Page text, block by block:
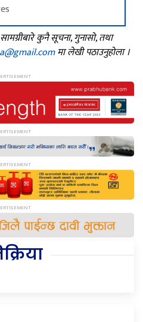
कुनै सूचना, गुनासो, तथा
मा लेखी पठाउनुहोला ।